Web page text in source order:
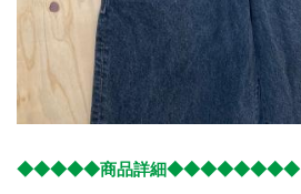
◆◆◆◆◆商品詳細◆◆◆◆◆◆◆◆